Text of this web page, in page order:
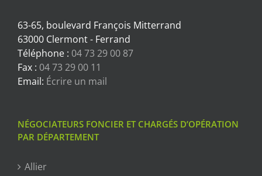
63-65, boulevard François Mitterrand
63000 Clermont - Ferrand
Téléphone : 04 73 29 00 87
Fax : 04 73 29 00 11
Email: Écrire un mail
NÉGOCIATEURS FONCIER ET CHARGÉS D’OPÉRATION
PAR DÉPARTEMENT
Allier